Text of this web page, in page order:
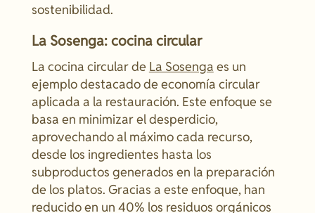
sostenibilidad.
La Sosenga: cocina circular
La cocina circular de La Sosenga es un
ejemplo destacado de economía circular
aplicada a la restauración. Este enfoque se
basa en minimizar el desperdicio,
aprovechando al máximo cada recurso,
desde los ingredientes hasta los
subproductos generados en la preparación
de los platos. Gracias a este enfoque, han
reducido en un 40% los residuos orgánicos